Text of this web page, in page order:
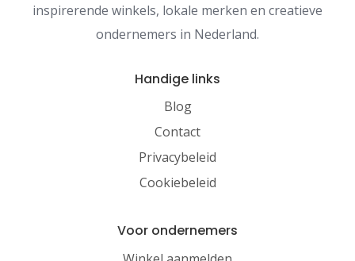
inspirerende winkels, lokale merken en creatieve
ondernemers in Nederland.
Handige links
Blog
Contact
Privacybeleid
Cookiebeleid
Voor ondernemers